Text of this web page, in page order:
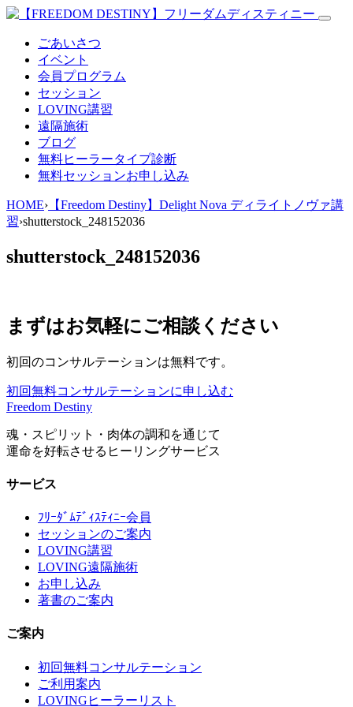
ごあいさつ
イベント
会員プログラム
セッション
LOVING講習
遠隔施術
ブログ
無料ヒーラータイプ診断
無料セッションお申し込み
HOME› 【Freedom Destiny】Delight Nova ディライトノヴァ講
習›shutterstock_248152036
shutterstock_248152036
まずはお気軽にご相談ください
初回のコンサルテーションは無料です。
初回無料コンサルテーションに申し込む
Freedom Destiny
魂・スピリット・肉体の調和を通じて
運命を好転させるヒーリングサービス
サービス
ﾌﾘｰﾀﾞﾑﾃﾞｨｽﾃｨﾆｰ会員
セッションのご案内
LOVING講習
LOVING遠隔施術
お申し込み
著書のご案内
ご案内
初回無料コンサルテーション
ご利用案内
LOVINGヒーラーリスト